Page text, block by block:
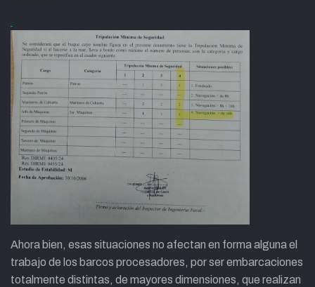
Ahora bien, esas situaciones no afectan en forma alguna el
trabajo de los barcos procesadores, por ser embarcaciones
totalmente distintas, de mayores dimensiones, que realizan